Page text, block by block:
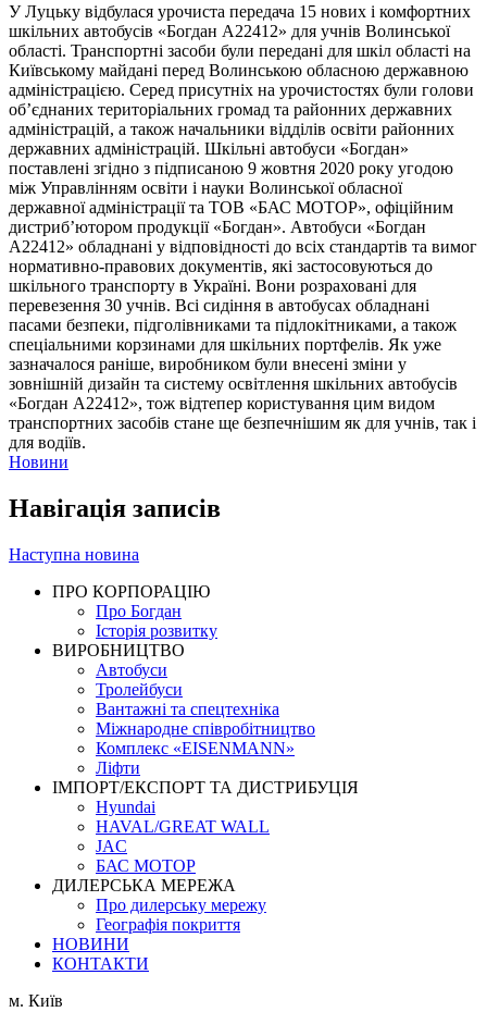
У Луцьку відбулася урочиста передача 15 нових і комфортних
шкільних автобусів «Богдан А22412» для учнів Волинської
області. Транспортні засоби були передані для шкіл області на
Київському майдані перед Волинською обласною державною
адміністрацією. Серед присутніх на урочистостях були голови
об’єднаних територіальних громад та районних державних
адміністрацій, а також начальники відділів освіти районних
державних адміністрацій. Шкільні автобуси «Богдан»
поставлені згідно з підписаною 9 жовтня 2020 року угодою
між Управлінням освіти і науки Волинської обласної
державної адміністрації та ТОВ «БАС МОТОР», офіційним
дистриб’ютором продукції «Богдан». Автобуси «Богдан
А22412» обладнані у відповідності до всіх стандартів та вимог
нормативно-правових документів, які застосовуються до
шкільного транспорту в Україні. Вони розраховані для
перевезення 30 учнів. Всі сидіння в автобусах обладнані
пасами безпеки, підголівниками та підлокітниками, а також
спеціальними корзинами для шкільних портфелів. Як уже
зазначалося раніше, виробником були внесені зміни у
зовнішній дизайн та систему освітлення шкільних автобусів
«Богдан А22412», тож відтепер користування цим видом
транспортних засобів стане ще безпечнішим як для учнів, так і
для водіїв.
Новини
Навігація записів
Наступна новина
ПРО КОРПОРАЦІЮ
Про Богдан
Історія розвитку
ВИРОБНИЦТВО
Автобуси
Тролейбуси
Вантажні та спецтехніка
Міжнародне співробітництво
Комплекс «EISENMANN»
Ліфти
ІМПОРТ/ЕКСПОРТ ТА ДИСТРИБУЦІЯ
Hyundai
HAVAL/GREAT WALL
JAC
БАС МОТОР
ДИЛЕРСЬКА МЕРЕЖА
Про дилерську мережу
Географія покриття
НОВИНИ
КОНТАКТИ
м. Київ